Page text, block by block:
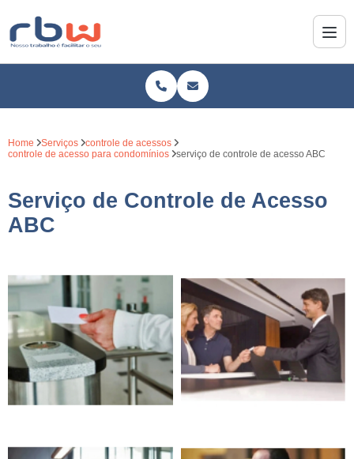
Home Serviços
controle de acessos
controle de acesso para condomínios
serviço de controle de acesso ABC
Serviço de Controle de Acesso
ABC